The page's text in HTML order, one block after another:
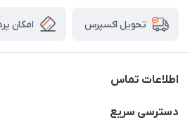
تحویل اکسپرس امکان
اطلاعات تماس
۰۲۱۰۰۰۰۰۰۰۰
دسترسی سریع